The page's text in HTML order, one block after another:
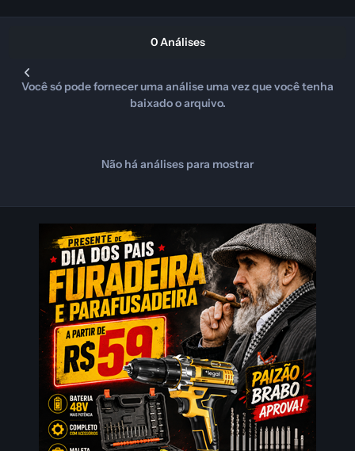
0 Análises
Você só pode fornecer uma análise uma vez que você tenha
baixado o arquivo.
Não há análises para mostrar